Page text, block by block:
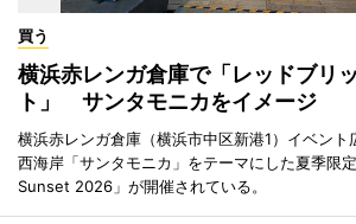
買う
横浜赤レンガ倉庫で「レッドブリ
ト」 サンタモニカをイメージ
横浜赤レンガ倉庫（横浜市中区新港1）イベント
西海岸「サンタモニカ」をテーマにした夏季限
Sunset 2026」が開催されている。